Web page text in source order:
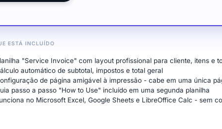
ESTÁ INCLUÍDO
"Service Invoice" com layout profissional para cliente, itens e
automático de subtotal, impostos e total geral
de página amigável à impressão - cabe em uma única
passo a passo "How to Use" incluído em uma segunda planilha
no Microsoft Excel, Google Sheets e LibreOffice Calc - sem